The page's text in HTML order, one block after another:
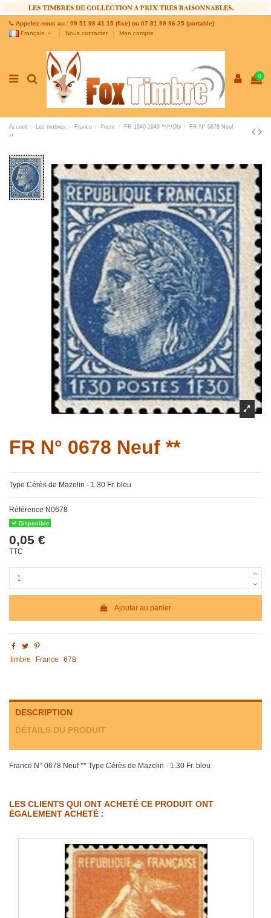
Appelez-nous au : 09 51 98 41 15 (fixe) ou 07 81 99 96 25 (portable)
Français
Nous contacter Mon compte
0
Accueil Les timbres France Poste FR 1940-1949 **/*/Obl
FR N° 0678 Neuf
**
FR N° 0678 Neuf **
Type Cérès de Mazelin - 1.30 Fr. bleu
Référence N0678
Disponible
0,05 €
TTC
Ajouter au panier
timbre France 678
DESCRIPTION
DÉTAILS DU PRODUIT
France N° 0678 Neuf ** Type Cérès de Mazelin - 1.30 Fr. bleu
LES CLIENTS QUI ONT ACHETÉ CE PRODUIT ONT
ÉGALEMENT ACHETÉ :